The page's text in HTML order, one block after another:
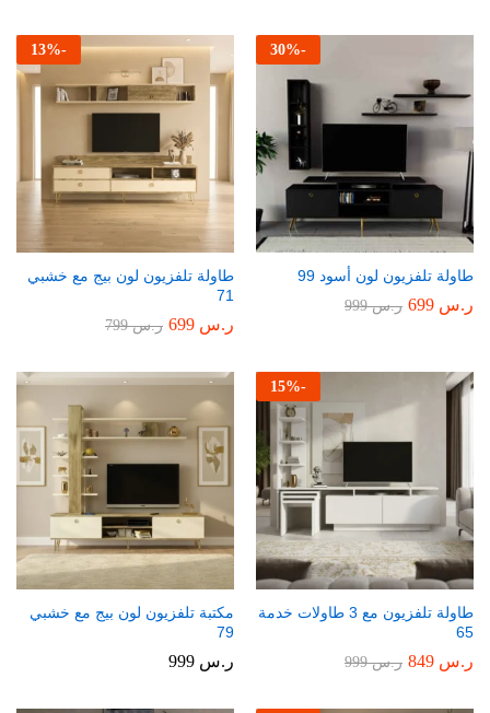
-
30%
طاولة تلفزيون لون أسود 99
ر.س ر.س999
-
13%
طاولة تلفزيون لون بيج مع خشبي
71
ر.س ر.س799
-
15%
طاولة تلفزيون مع 3 طاولات خدمة
65
ر.س ر.س999
مكتبة تلفزيون لون بيج مع خشبي
79
ر.س